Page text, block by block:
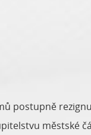
postupně
městské